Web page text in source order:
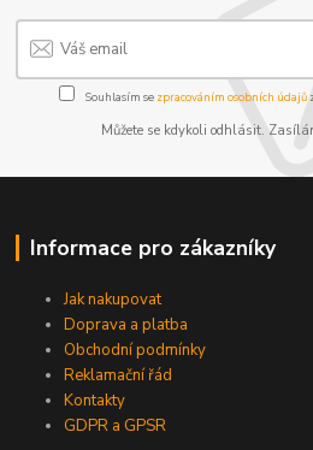
Souhlasím se zpracováním osobních údajů
Můžete se kdykoli odhlásit.
Informace pro zákazníky
Jak nakupovat
Doprava a platba
Obchodní podmínky
Reklamační řád
Kontakty
GDPR a GPSR